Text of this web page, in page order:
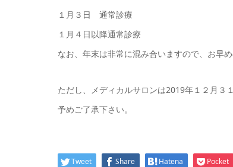
１月３日 通常診療
１月４日以降通常診療
なお、年末は非常に混み合いますので、お早
ただし、メディカルサロンは2019年１２月３
予めご了承下さい。
Tweet Share Hatena Pocket